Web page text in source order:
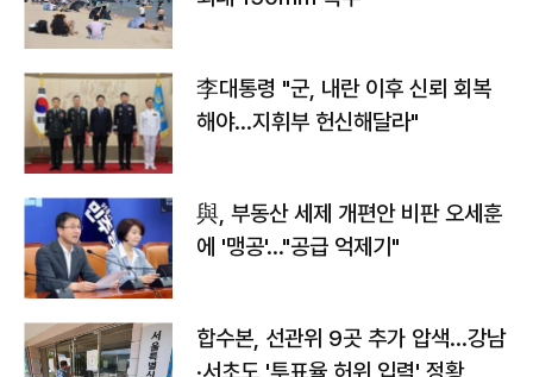
李대통령 "군, 내란 이후 신뢰 회복
해야…지휘부 헌신해달라"
與, 부동산 세제 개편안 비판 오세훈
에 '맹공'…"공급 억제기"
합수본, 선관위 9곳 추가 압색…강남